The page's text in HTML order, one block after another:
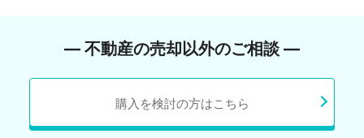
― 不動産の売却以外のご相談 ―
購入を検討の方はこちら